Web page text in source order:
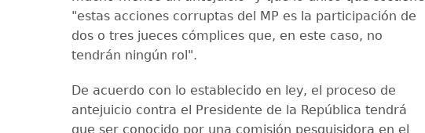
"estas acciones corruptas del MP es la participación de
dos o tres jueces cómplices que, en este caso, no
tendrán ningún rol".
De acuerdo con lo establecido en ley, el proceso de
antejuicio contra el Presidente de la República tendrá
que ser conocido por una comisión pesquisidora en el